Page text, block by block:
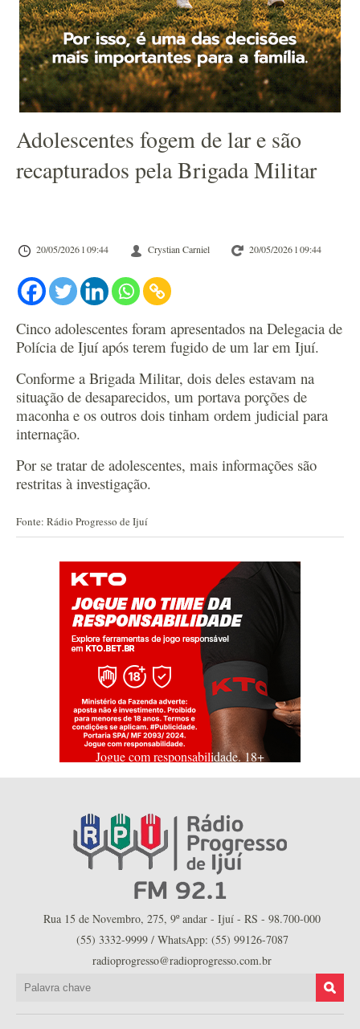
Adolescentes fogem de lar e são
recapturados pela Brigada Militar
20/05/2026 l 09:44 Crystian Carniel 20/05/2026 l 09:44
Cinco adolescentes foram apresentados na Delegacia de
Polícia de Ijuí após terem fugido de um lar em Ijuí.
Conforme a Brigada Militar, dois deles estavam na
situação de desaparecidos, um portava porções de
maconha e os outros dois tinham ordem judicial para
internação.
Por se tratar de adolescentes, mais informações são
restritas à investigação.
Fonte: Rádio Progresso de Ijuí
Jogue com responsabilidade. 18+
Rua 15 de Novembro, 275, 9º andar - Ijuí - RS - 98.700-000
(55) 3332-9999 / WhatsApp: (55) 99126-7087
radioprogresso@radioprogresso.com.br